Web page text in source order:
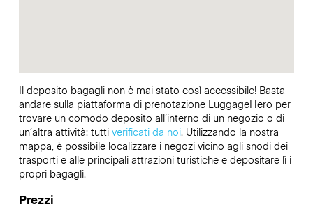
Il deposito bagagli non è mai stato così accessibile! Basta
andare sulla piattaforma di prenotazione LuggageHero per
trovare un comodo deposito all’interno di un negozio o di
un’altra attività: tutti verificati da noi. Utilizzando la nostra
mappa, è possibile localizzare i negozi vicino agli snodi dei
trasporti e alle principali attrazioni turistiche e depositare lì i
propri bagagli.
Prezzi